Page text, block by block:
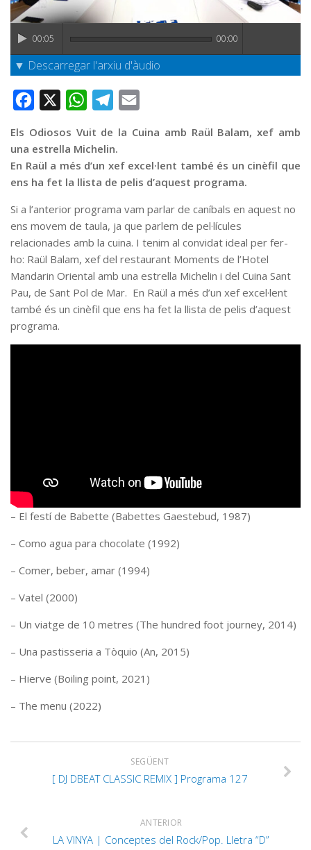
Publicitat
Contacte
00:05 00:00
▼ Descarregar l'arxiu d'àudio
Facebook WhatsAppTelegram
Els Odiosos Vuit de la Cuina amb Raül Balam, xef amb
una estrella Michelin.
En Raül a més d’un xef excel·lent també és un cinèfil que
ens ha fet la llista de pelis d’aquest programa.
Si a l’anterior programa vam parlar de caníbals en aquest no
ens movem de taula, ja que parlem de pel·lícules
relacionades amb la cuina. I tenim al convidat ideal per fer-
ho: Raül Balam, xef del restaurant Moments de l’Hotel
Mandarin Oriental amb una estrella Michelin i del Cuina Sant
Pau, de Sant Pol de Mar. En Raül a més d’un xef excel·lent
també és un cinèfil que ens ha fet la llista de pelis d’aquest
programa.
– El festí de Babette (Babettes Gaestebud, 1987)
– Como agua para chocolate (1992)
– Comer, beber, amar (1994)
– Vatel (2000)
– Un viatge de 10 metres (The hundred foot journey, 2014)
– Una pastisseria a Tòquio (An, 2015)
– Hierve (Boiling point, 2021)
– The menu (2022)
SEGÜENT
[ DJ DBEAT CLASSIC REMIX ] Programa 127
ANTERIOR
LA VINYA | Conceptes del Rock/Pop. Lletra “D”